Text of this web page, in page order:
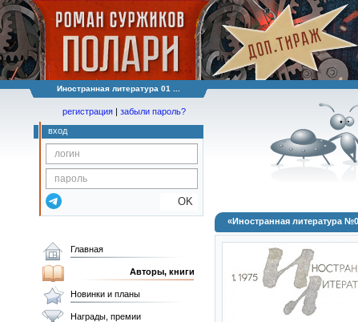
Иностранная литература 01 ...
регистрация | забыли пароль?
вход
OK
«Иностранная литература
Главная
Авторы, книги
Новинки и планы
Награды, премии